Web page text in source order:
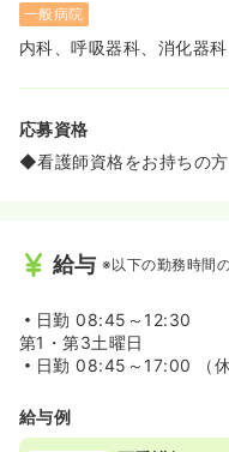
一般病院
内科、呼吸器科、消化器
応募資格
◆看護師資格をお持ちの方
給与 ※以下の勤務時間
日勤 08:45～12:30
第1・第3土曜日
日勤 08:45～17:00 （休
給与例